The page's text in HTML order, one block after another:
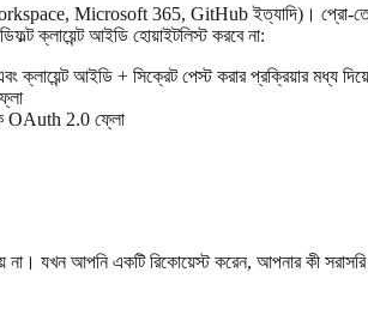
Microsoft 365, GitHub ইত্যাদি)।
ক্লায়েন্ট আইডি হোয়াইটলিস্ট করবে না:
আইডি + সিক্রেট পেস্ট করার প্রক্রিয়ার মধ্য
OAuth 2.0 ফ্লো
যখন আপনি একটি রিকোয়েস্ট করেন, আপনার কী